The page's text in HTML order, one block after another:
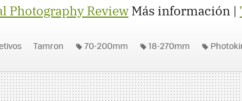
Photography ReviewMás información |
Tamron 70-200mm 18-270mm